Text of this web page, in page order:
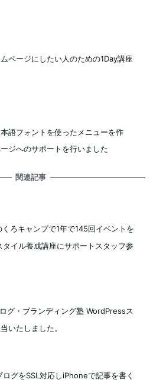
ページにしたい人のための1Day講座
語フォントを使ったメニューを作
ジへのサポートを行いました
関連記事
ろキャンプで1年で145回イベントを
イル養成講座にサポートスタッフ参
グ・ブランディング塾 WordPressス
いたしました。
グをSSL対応しiPhoneで記事を書く